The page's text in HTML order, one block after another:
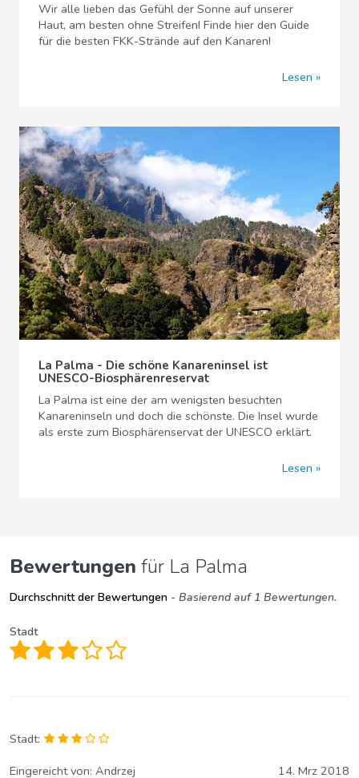
Wir alle lieben das Gefühl der Sonne auf unserer
Haut, am besten ohne Streifen! Finde hier den Guide
für die besten FKK-Strände auf den Kanaren!
Lesen
La Palma - Die schöne Kanareninsel ist
UNESCO-Biosphärenreservat
La Palma ist eine der am wenigsten besuchten
Kanareninseln und doch die schönste. Die Insel wurde
als erste zum Biosphärenservat der UNESCO erklärt.
Lesen
Bewertungen für La Palma
Durchschnitt der Bewertungen - Basierend auf 1 Bewertungen.
Stadt
Stadt:
Eingereicht von: Andrzej 14. Mrz 2018